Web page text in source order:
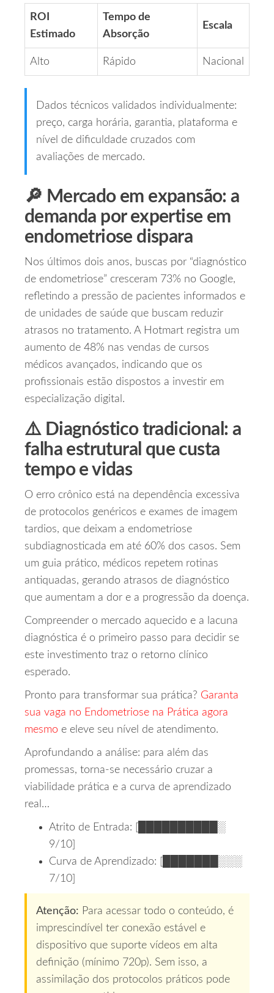
ROI
Estimado
Tempo de
Absorção
Escala
Alto Rápido Nacional
Dados técnicos validados individualmente:
preço, carga horária, garantia, plataforma e
nível de dificuldade cruzados com
avaliações de mercado.
🔎 Mercado em expansão: a
demanda por expertise em
endometriose dispara
Nos últimos dois anos, buscas por “diagnóstico
de endometriose” cresceram 73% no Google,
refletindo a pressão de pacientes informados e
de unidades de saúde que buscam reduzir
atrasos no tratamento. A Hotmart registra um
aumento de 48% nas vendas de cursos
médicos avançados, indicando que os
profissionais estão dispostos a investir em
especialização digital.
⚠️ Diagnóstico tradicional: a
falha estrutural que custa
tempo e vidas
O erro crônico está na dependência excessiva
de protocolos genéricos e exames de imagem
tardios, que deixam a endometriose
subdiagnosticada em até 60% dos casos. Sem
um guia prático, médicos repetem rotinas
antiquadas, gerando atrasos de diagnóstico
que aumentam a dor e a progressão da doença.
Compreender o mercado aquecido e a lacuna
diagnóstica é o primeiro passo para decidir se
este investimento traz o retorno clínico
esperado.
Pronto para transformar sua prática? Garanta
sua vaga no Endometriose na Prática agora
mesmo e eleve seu nível de atendimento.
Aprofundando a análise: para além das
promessas, torna-se necessário cruzar a
viabilidade prática e a curva de aprendizado
real…
Atrito de Entrada: [██████████░
9/10]
Curva de Aprendizado: [███████░░░
7/10]
Atenção: Para acessar todo o conteúdo, é
imprescindível ter conexão estável e
dispositivo que suporte vídeos em alta
definição (mínimo 720p). Sem isso, a
assimilação dos protocolos práticos pode